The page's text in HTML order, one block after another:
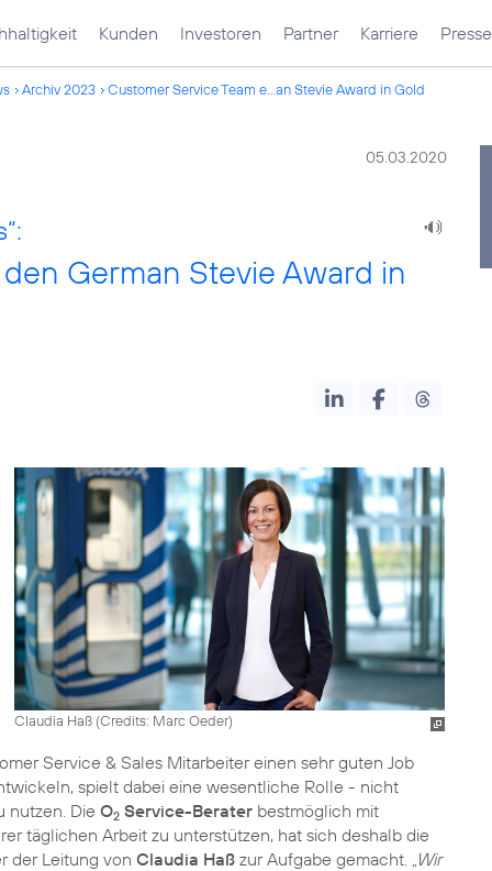
Kunden Investoren Partner Karriere Presse
Archiv 2023 Customer Service Team e...an Stevie Award in Gold
05.03.2020
German Stevie Award in
Claudia Haß (Credits: Marc Oeder)
Service & Sales Mitarbeiter einen sehr guten Job
spielt dabei eine wesentliche Rolle - nicht
nutzen. Die O2 Service-Berater bestmöglich mit
täglichen Arbeit zu unterstützen, hat sich deshalb die
der Leitung von Claudia Haß zur Aufgabe gemacht. „Wir